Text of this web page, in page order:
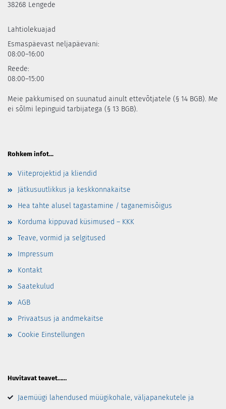
38268 Lengede
Lahtiolekuajad
Esmaspäevast neljapäevani:
08:00–16:00
Reede:
08:00–15:00
Meie pakkumised on suunatud ainult ettevõtjatele (§ 14 BGB). Me
ei sõlmi lepinguid tarbijatega (§ 13 BGB).
Rohkem infot...
Viiteprojektid ja kliendid
Jätkusuutlikkus ja keskkonnakaitse
Hea tahte alusel tagastamine / taganemisõigus
Korduma kippuvad küsimused – KKK
Teave, vormid ja selgitused
Impressum
Kontakt
Saatekulud
AGB
Privaatsus ja andmekaitse
Cookie Einstellungen
Huvitavat teavet……
Jaemüügi lahendused müügikohale, väljapanekutele ja